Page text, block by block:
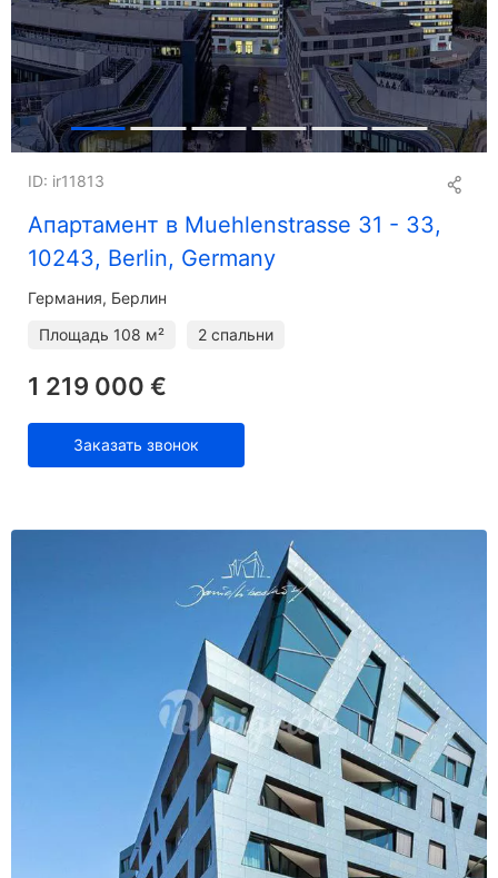
Апартамент в Muehlenstrasse 31 - 33,
10243, Berlin, Germany
ID: ir11813
Германия, Берлин
Площадь 108 м² 2 спальни
1 219 000 €
Заказать звонок